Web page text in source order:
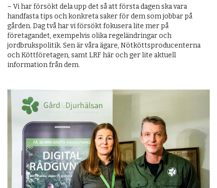
– Vi har försökt dela upp det så att första dagen ska vara
handfasta tips och konkreta saker för dem som jobbar på
gården. Dag två har vi försökt fokusera lite mer på
företagandet, exempelvis olika regeländringar och
jordbrukspolitik. Sen är våra ägare, Nötköttsproducenterna
och Köttföretagen, samt LRF här och ger lite aktuell
information från dem.